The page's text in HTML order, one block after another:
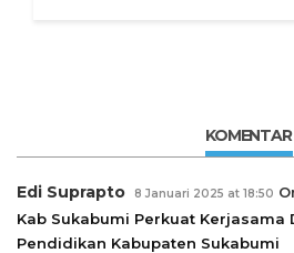
KOMENTAR
Edi Suprapto 8 Januari 2025 at 18:50
Kab Sukabumi Perkuat Kerjasama
Pendidikan Kabupaten Sukabumi